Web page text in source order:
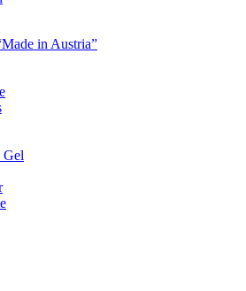
in Austria”
Gel